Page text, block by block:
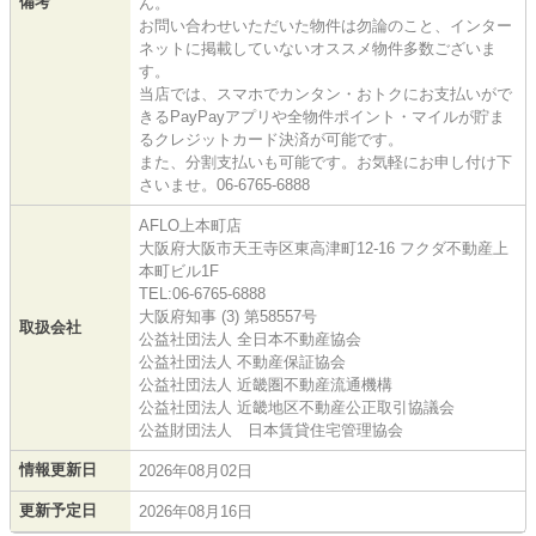
お問い合わせいただいた物件は勿論のこと、インター
ネットに掲載していないオススメ物件多数ございま
す。
当店では、スマホでカンタン・おトクにお支払いがで
きるPayPayアプリや全物件ポイント・マイルが貯ま
るクレジットカード決済が可能です。
また、分割支払いも可能です。お気軽にお申し付け下
さいませ。06-6765-6888
取扱会社
AFLO上本町店
大阪府大阪市天王寺区東高津町12-16 フクダ不動産上
本町ビル1F
TEL:06-6765-6888
大阪府知事 (3) 第58557号
公益社団法人 全日本不動産協会
公益社団法人 不動産保証協会
公益社団法人 近畿圏不動産流通機構
公益社団法人 近畿地区不動産公正取引協議会
公益財団法人 日本賃貸住宅管理協会
情報更新日 2026年08月02日
更新予定日 2026年08月16日